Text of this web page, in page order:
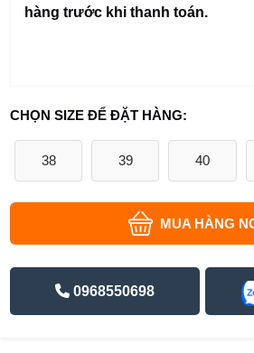
hàng trước khi thanh toán.
CHỌN SIZE ĐỂ ĐẶT HÀNG:
38 39 40
MUA HÀNG
0968550698